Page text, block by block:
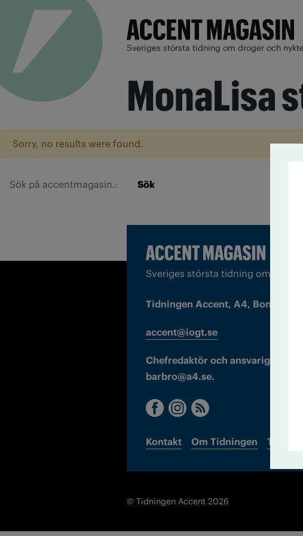
Sveriges största tidning om droger och
MonaLisa
Sorry, no results were found.
Sök
Sveriges största tidning om
Tidningen Accent, A4,
accent@iogt.se
Chefredaktör och ansvarig
barbro@a4.se.
Kontakt Om Tidningen
© Tidningen Accent 2026